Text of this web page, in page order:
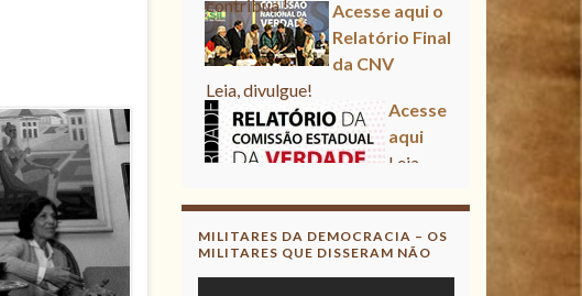
da CNV
Leia, divulgue!
Leia, contribua !
da CNV
Leia, divulgue!
MILITARES DA DEMOCRACIA – OS
MILITARES QUE DISSERAM NÃO